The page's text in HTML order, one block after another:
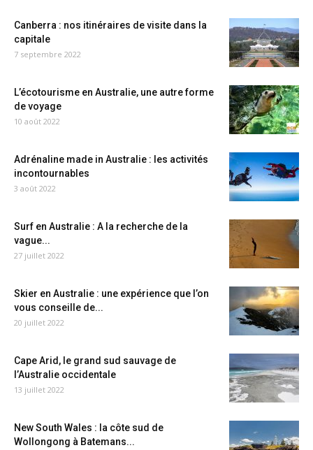
Canberra : nos itinéraires de visite dans la
capitale
7 septembre 2022
L’écotourisme en Australie, une autre forme
de voyage
10 août 2022
Adrénaline made in Australie : les activités
incontournables
3 août 2022
Surf en Australie : A la recherche de la
vague...
27 juillet 2022
Skier en Australie : une expérience que l’on
vous conseille de...
20 juillet 2022
Cape Arid, le grand sud sauvage de
l’Australie occidentale
13 juillet 2022
New South Wales : la côte sud de
Wollongong à Batemans...